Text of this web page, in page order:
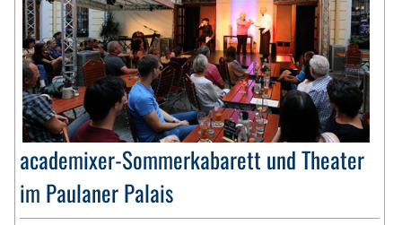
academixer-Sommerkabarett und Theater
im Paulaner Palais